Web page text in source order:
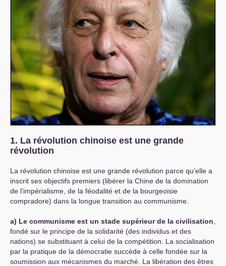
1. La révolution chinoise est une grande
révolution
La révolution chinoise est une grande révolution parce qu’elle a
inscrit ses objectifs premiers (libérer la Chine de la domination
de l’impérialisme, de la féodalité et de la bourgeoisie
compradore) dans la longue transition au communisme.
a) Le communisme est un stade supérieur de la civilisation
fondé sur le principe de la solidarité (des individus et des
nations) se substituant à celui de la compétition. La socialisation
par la pratique de la démocratie succède à celle fondée sur la
soumission aux mécanismes du marché. La libération des êtres